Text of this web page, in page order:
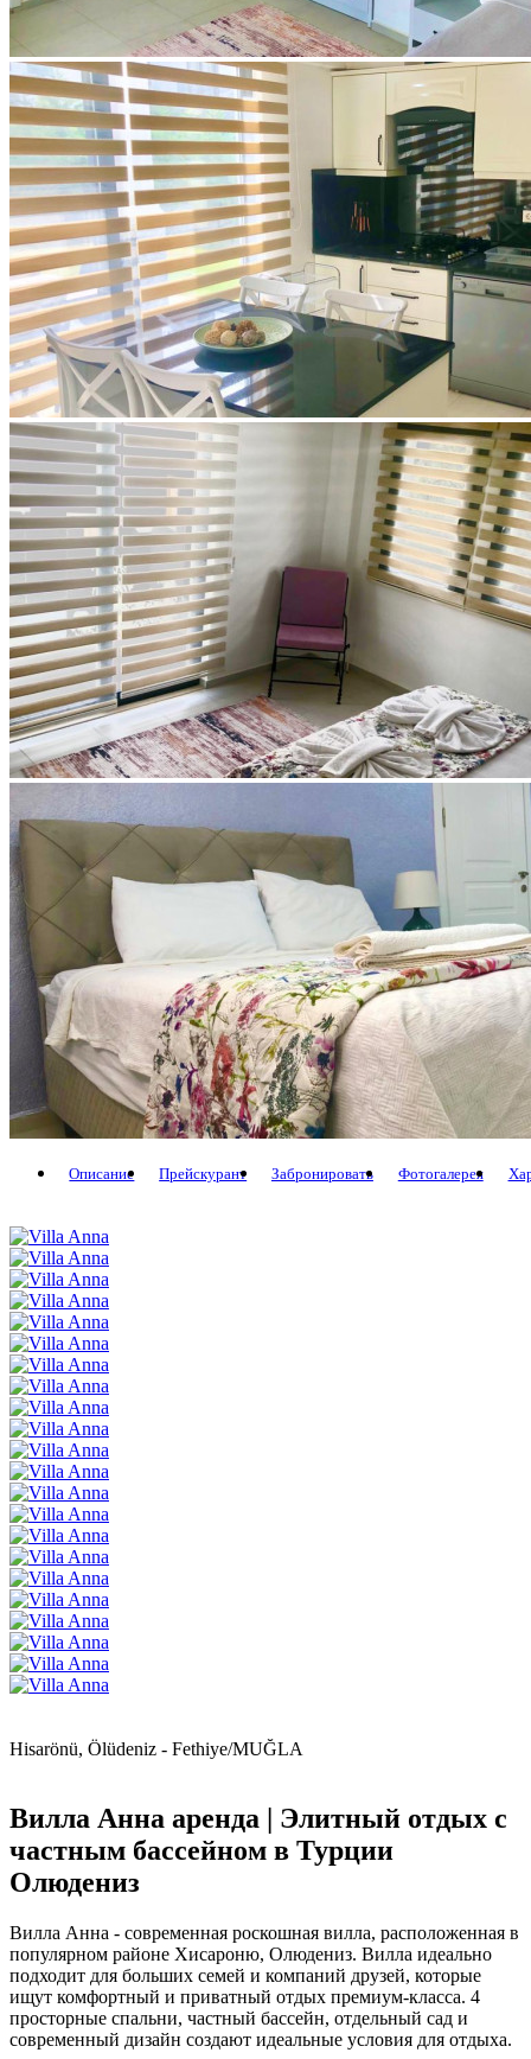
Описание Прейскурант Забронировать Фотогалерея
Hisarönü, Ölüdeniz - Fethiye/MUĞLA
Вилла Анна аренда | Элитный отдых с
частным бассейном в Турции
Олюдениз
Вилла Анна - современная роскошная вилла, расположенная в
популярном районе Хисароню, Олюдениз. Вилла идеально
подходит для больших семей и компаний друзей, которые
ищут комфортный и приватный отдых премиум-класса. 4
просторные спальни, частный бассейн, отдельный сад и
современный дизайн создают идеальные условия для отдыха.